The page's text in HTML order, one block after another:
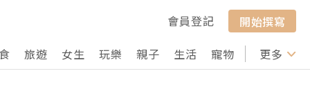
會員登記
開始撰寫
旅遊 女生 玩樂 親子 生活 寵物 行山 打卡
更多